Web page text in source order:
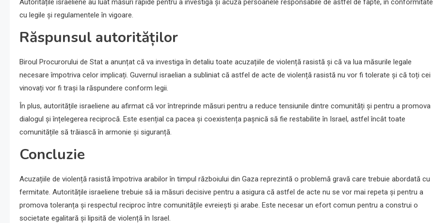
Autoritățile israeliene au luat măsuri rapide pentru a investiga și acuza persoanele responsabile de astfel de fapte, în conformitate
cu legile și regulamentele în vigoare.
Răspunsul autorităților
Biroul Procurorului de Stat a anunțat că va investiga în detaliu toate acuzațiile de violență rasistă și că va lua măsurile legale
necesare împotriva celor implicați. Guvernul israelian a subliniat că astfel de acte de violență rasistă nu vor fi tolerate și că toți cei
vinovați vor fi trași la răspundere conform legii.
În plus, autoritățile israeliene au afirmat că vor întreprinde măsuri pentru a reduce tensiunile dintre comunități și pentru a promova
dialogul și înțelegerea reciprocă. Este esențial ca pacea și coexistența pașnică să fie restabilite în Israel, astfel încât toate
comunitățile să trăiască în armonie și siguranță.
Concluzie
Acuzațiile de violență rasistă împotriva arabilor în timpul războiului din Gaza reprezintă o problemă gravă care trebuie abordată cu
fermitate. Autoritățile israeliene trebuie să ia măsuri decisive pentru a asigura că astfel de acte nu se vor mai repeta și pentru a
promova toleranța și respectul reciproc între comunitățile evreiești și arabe. Este necesar un efort comun pentru a construi o
societate egalitară și lipsită de violență în Israel.